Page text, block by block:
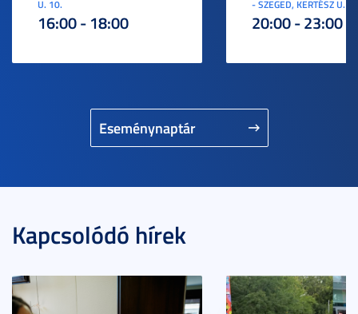
Eseménynaptár
U. 10.
16:00 - 18:00
- SZEGED, KERTÉSZ U. 3.
20:00 - 23:00
Kapcsolódó hírek